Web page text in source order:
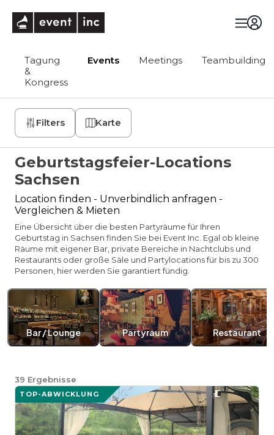
Tagung
&
Kongress
Events Meetings Teambuilding
Filters Karte
Geburtstagsfeier-Locations
Sachsen
Location finden - Unverbindlich anfragen -
Vergleichen & Mieten
Eine Übersicht über die besten Partyräume für Ihren
Geburtstag in Sachsen finden Sie bei Event Inc. Egal ob kleine
Räume mit eigener Bar, private Bereiche in Nachtclubs und
Restaurants oder große Säle und Partylocations für bis zu 300
Personen, hier werden Sie garantiert fündig.
Bar / Lounge Partyraum Restaurant
39 Ergebnisse
TOP-ABWICKLUNG